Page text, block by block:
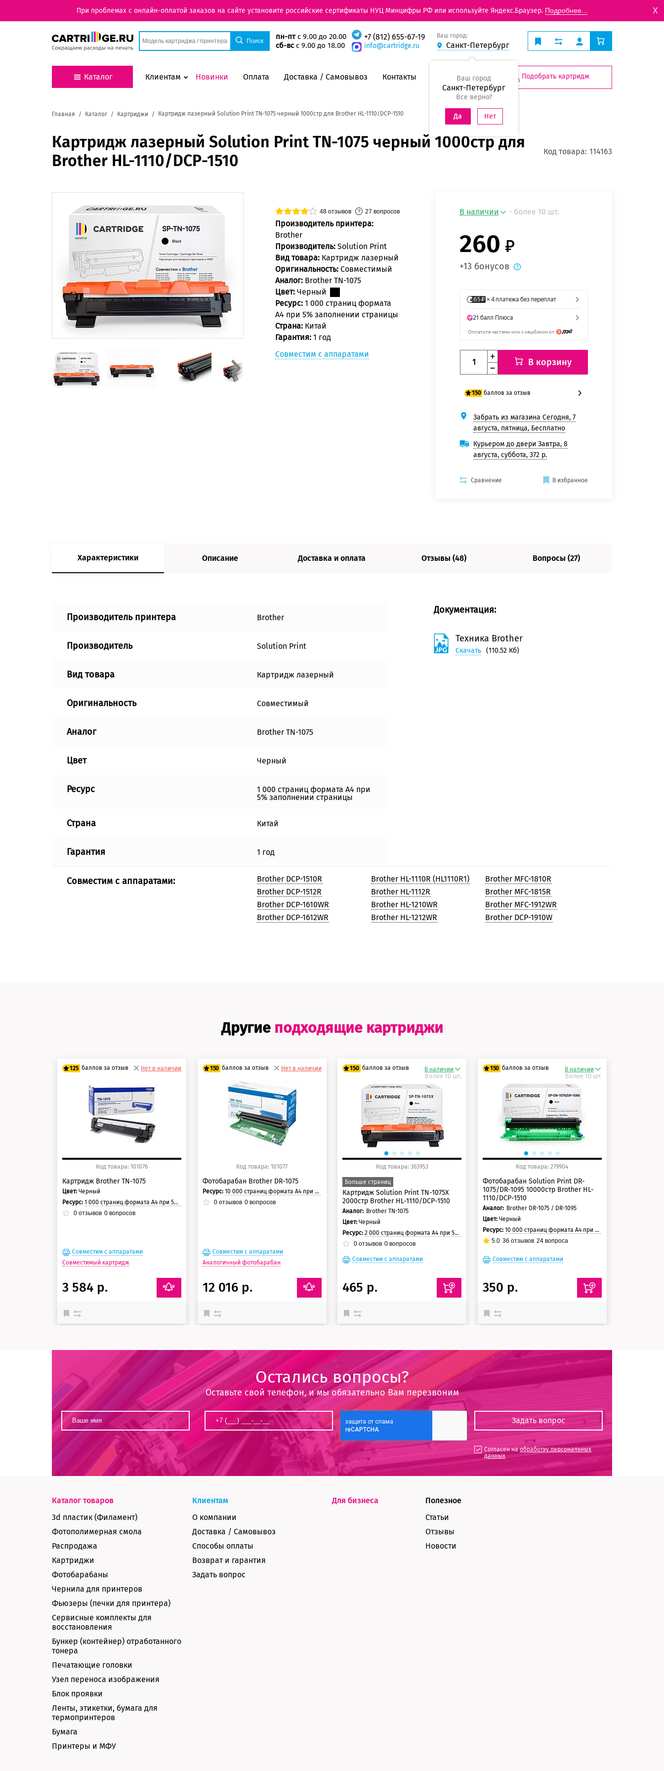
При проблемах с онлайн-оплатой заказов на сайте установите российские сертификаты НУЦ Минцифры РФ или используйте Яндекс.Браузер. Подробнее... X
пн-птс 9.00 до 20.00
сб-всс 9.00 до 18.00
+7 (812) 655-67-19
info@cartridge.ru
Ваш город:
Санкт-Петербург
Ваш город
Санкт-Петербург
Все верно?
Да Нет
Каталог Клиентам Новинки Оплата Доставка / Самовывоз Контакты Подобрать картридж
Главная Каталог Картриджи Картридж лазерный Solution Print TN-1075 черный 1000стр для Brother HL-1110/DCP-1510
Картридж лазерный Solution Print TN-1075 черный 1000стр для
Brother HL-1110/DCP-1510
Код товара: 114163
48 отзывов 27 вопросов
Производитель принтера:
Brother
Производитель: Solution Print
Вид товара: Картридж лазерный
Оригинальность: Совместимый
Аналог: Brother TN-1075
Цвет: Черный
Ресурс: 1 000 страниц формата
А4 при 5% заполнении страницы
Страна: Китай
Гарантия: 1 год
Совместим с аппаратами
В наличии - более 10 шт.
260
+13 бонусов
В корзину
150 баллов за отзыв
125 баллов
150 баллов
Забрать из магазина Сегодня, 7
августа, пятница, Бесплатно
Курьером до двери Завтра, 8
августа, суббота, 372 р.
Сравнение В избранное
Характеристики Описание Доставка и оплата Отзывы (48) Вопросы (27)
Производитель принтера Brother
Производитель Solution Print
Вид товара Картридж лазерный
Оригинальность Совместимый
Аналог Brother TN-1075
Цвет Черный
Ресурс
1 000 страниц формата А4 при
5% заполнении страницы
Страна Китай
Гарантия 1 год
Документация:
Техника Brother
Скачать (110.52 Кб)
Совместим с аппаратами:
Brother DCP-1510R
Brother DCP-1512R
Brother DCP-1610WR
Brother DCP-1612WR
Brother HL-1110R (HL1110R1)
Brother HL-1112R
Brother HL-1210WR
Brother HL-1212WR
Brother MFC-1810R
Brother MFC-1815R
Brother MFC-1912WR
Brother DCP-1910W
Другие подходящие картриджи
125 баллов за отзыв
100 баллов
125 баллов
Нет в наличии
Код товара: 101076
Картридж Brother TN-1075
Цвет: Черный
Ресурс:1 000 страниц формата А4 при 5% заполнении страницы.
0 отзывов 0 вопросов
Совместим с аппаратами
Совместимый картридж
3 584 р.
150 баллов за отзыв
125 баллов
150 баллов
Нет в наличии
Код товара: 101077
Фотобарабан Brother DR-1075
Ресурс: 10 000 страниц формата А4 при 5% заполнении страницы.
0отзывов 0вопросов
Совместим с аппаратами
Аналогичный фотобарабан
12 016 р.
150 баллов за отзыв
125 баллов
150 баллов
В наличии
более 10 шт.
Код товара: 363953
Больше страниц
Картридж Solution Print TN-1075X
2000стр Brother HL-1110/DCP-1510
Аналог: Brother TN-1075
Цвет: Черный
Ресурс:2 000 страниц формата А4 при 5% заполнении страницы
0 отзывов 0 вопросов
Совместим с аппаратами
465 р.
150 баллов за отзыв
125 баллов
150 баллов
В наличии
более 10 шт.
Код товара: 279904
Фотобарабан Solution Print DR-
1075/DR-1095 10000стр Brother HL-
1110/DCP-1510
Аналог: Brother DR-1075 / DR-1095
Цвет: Черный
Ресурс: 10 000 страниц формата А4 при 5% заполнении страницы
5.0 36 отзывов 24вопроса
Совместим с аппаратами
350 р.
Остались вопросы?
Оставьте свой телефон, и мы обязательно Вам перезвоним
Согласен наобработку персональных
данных
Каталог товаров
3d пластик (Филамент)
Фотополимерная смола
Распродажа
Картриджи
Фотобарабаны
Чернила для принтеров
Фьюзеры (печки для принтера)
Сервисные комплекты для
восстановления
Бункер (контейнер) отработанного
тонера
Печатающие головки
Узел переноса изображения
Блок проявки
Ленты, этикетки, бумага для
термопринтеров
Бумага
Принтеры и МФУ
Клиентам
О компании
Доставка / Самовывоз
Способы оплаты
Возврат и гарантия
Задать вопрос
Для бизнеса
Полезное
Статьи
Отзывы
Новости